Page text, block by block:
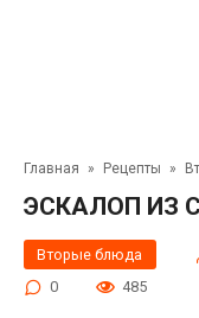
Главная » Рецепты »
ЭСКАЛОП ИЗ
Вторые блюда
0
485